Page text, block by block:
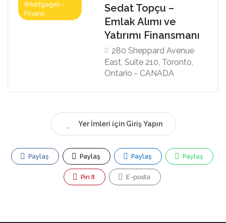
(Mortgage) -
Finans
Sedat Topçu –
Emlak Alımı ve
Yatırımı Finansmanı
280 Sheppard Avenue
East, Suite 210, Toronto,
Ontario - CANADA
Yer İmleri için Giriş Yapın
Paylaş Paylaş Paylaş Paylaş
Pin It E-posta